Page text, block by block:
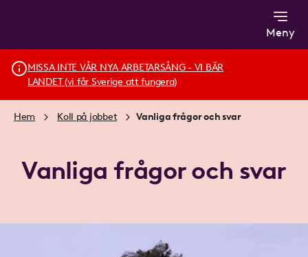
Meny
MISSA INTE VÅR NYA ARBETARSÅNG - VI BÄR
LANDET (vi får Sverige att fungera)
Hem Koll på jobbet Vanliga frågor och svar
Vanliga frågor och svar